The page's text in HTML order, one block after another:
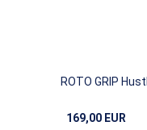
ROTO GRIP
169,00 EUR